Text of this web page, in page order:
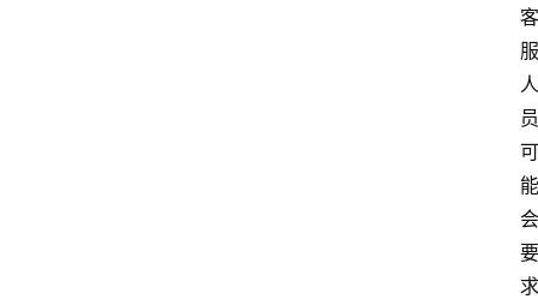
客
服
人
员
可
能
会
要
求